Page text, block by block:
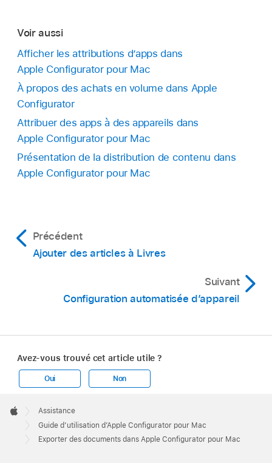
Voir aussi
Afficher les attributions d’apps dans
Apple Configurator pour Mac
À propos des achats en volume dans Apple
Configurator
Attribuer des apps à des appareils dans
Apple Configurator pour Mac
Présentation de la distribution de contenu dans
Apple Configurator pour Mac
Précédent
Ajouter des articles à Livres
Suivant
Configuration automatisée d’appareil
Avez-vous trouvé cet article utile ?
Oui Non
Footer

Apple
Assistance
Guide d’utilisation d’Apple Configurator pour Mac
Exporter des documents dans Apple Configurator pour Mac